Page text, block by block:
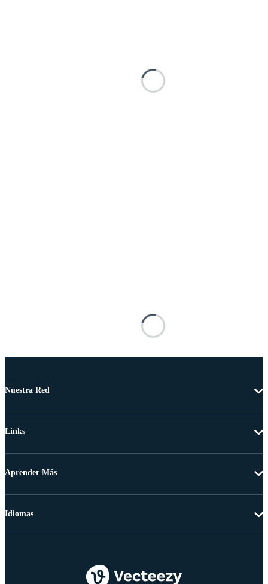
Nuestra Red
Links
Aprender Más
Idiomas